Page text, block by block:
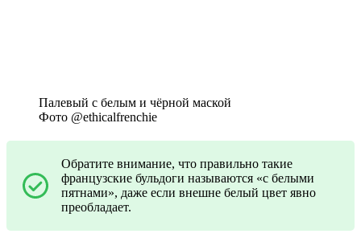
Палевый с белым и чёрной маской
Фото @ethicalfrenchie
Обратите внимание, что правильно такие
французские бульдоги называются «с белыми
пятнами», даже если внешне белый цвет явно
преобладает.